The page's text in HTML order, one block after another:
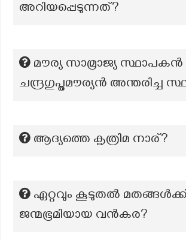
അറിയപ്പെടുന്നത്?
മൗര്യ സാമ്രാജ്യ സ്ഥാപകൻ
ചന്ദ്രഗുപ്തമൗര്യൻ അന്തരിച്ച
ആദ്യത്തെ കൃത്രിമ നാര്?
ഏറ്റവും കൂടുതൽ
ജന്മഭൂമിയായ വൻകര?